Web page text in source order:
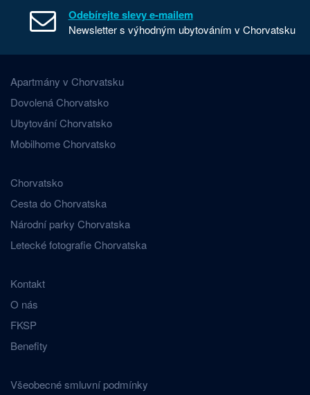
Odebírejte slevy e-mailem
Newsletter s výhodným ubytováním v Chorvatsku
Apartmány v Chorvatsku
Dovolená Chorvatsko
Ubytování Chorvatsko
Mobilhome Chorvatsko
Chorvatsko
Cesta do Chorvatska
Národní parky Chorvatska
Letecké fotografie Chorvatska
Kontakt
O nás
FKSP
Benefity
Všeobecné smluvní podmínky